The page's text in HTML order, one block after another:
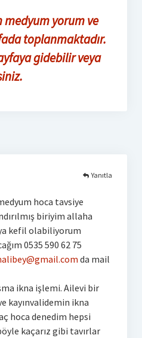
yorum ve
toplanmaktadır.
gidebilir veya
hoca tavsiye
biriyim allaha
kefil olabiliyorum
0535 590 62 75
da mail
ikna işlemi. Ailevi bir
kayınvalidemin ikna
hoca denedim hepsi
kaçarız gibi tavırlar
Yanıtla